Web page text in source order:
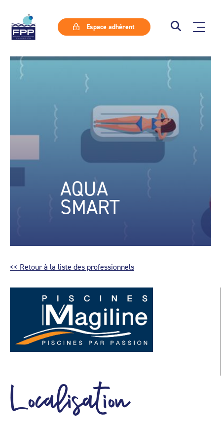
Espace adhérent
AQUA
SMART
<< Retour à la liste des professionnels
Localisation